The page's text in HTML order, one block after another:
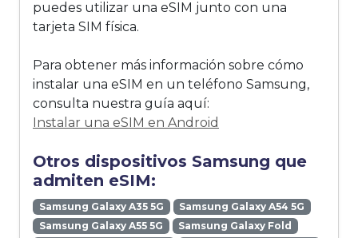
puedes utilizar una eSIM junto con una
tarjeta SIM física.
Para obtener más información sobre cómo
instalar una eSIM en un teléfono Samsung,
consulta nuestra guía aquí:
Instalar una eSIM en Android
Otros dispositivos Samsung que
admiten eSIM:
Samsung Galaxy A35 5G
Samsung Galaxy A54 5G
Samsung Galaxy A55 5G
Samsung Galaxy Fold